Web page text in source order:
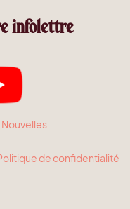
infolettre
Nouvelles
de confidentialité